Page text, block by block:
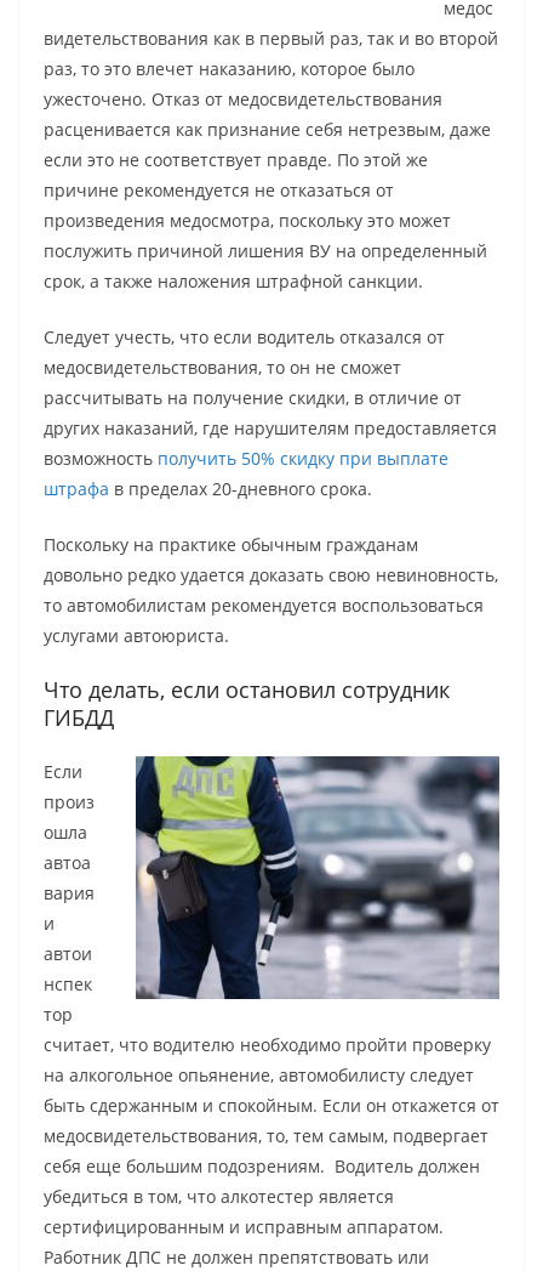
медос
видетельствования как в первый раз, так и во второй
раз, то это влечет наказанию, которое было
ужесточено. Отказ от медосвидетельствования
расценивается как признание себя нетрезвым, даже
если это не соответствует правде. По этой же
причине рекомендуется не отказаться от
произведения медосмотра, поскольку это может
послужить причиной лишения ВУ на определенный
срок, а также наложения штрафной санкции.
Следует учесть, что если водитель отказался от
медосвидетельствования, то он не сможет
рассчитывать на получение скидки, в отличие от
других наказаний, где нарушителям предоставляется
возможность получить 50% скидку при выплате
штрафа в пределах 20-дневного срока.
Поскольку на практике обычным гражданам
довольно редко удается доказать свою невиновность,
то автомобилистам рекомендуется воспользоваться
услугами автоюриста.
Что делать, если остановил сотрудник
ГИБДД
Если
произ
ошла
автоа
вария
и
автои
нспек
тор
считает, что водителю необходимо пройти проверку
на алкогольное опьянение, автомобилисту следует
быть сдержанным и спокойным. Если он откажется от
медосвидетельствования, то, тем самым, подвергает
себя еще большим подозрениям. Водитель должен
убедиться в том, что алкотестер является
сертифицированным и исправным аппаратом.
Работник ДПС не должен препятствовать или